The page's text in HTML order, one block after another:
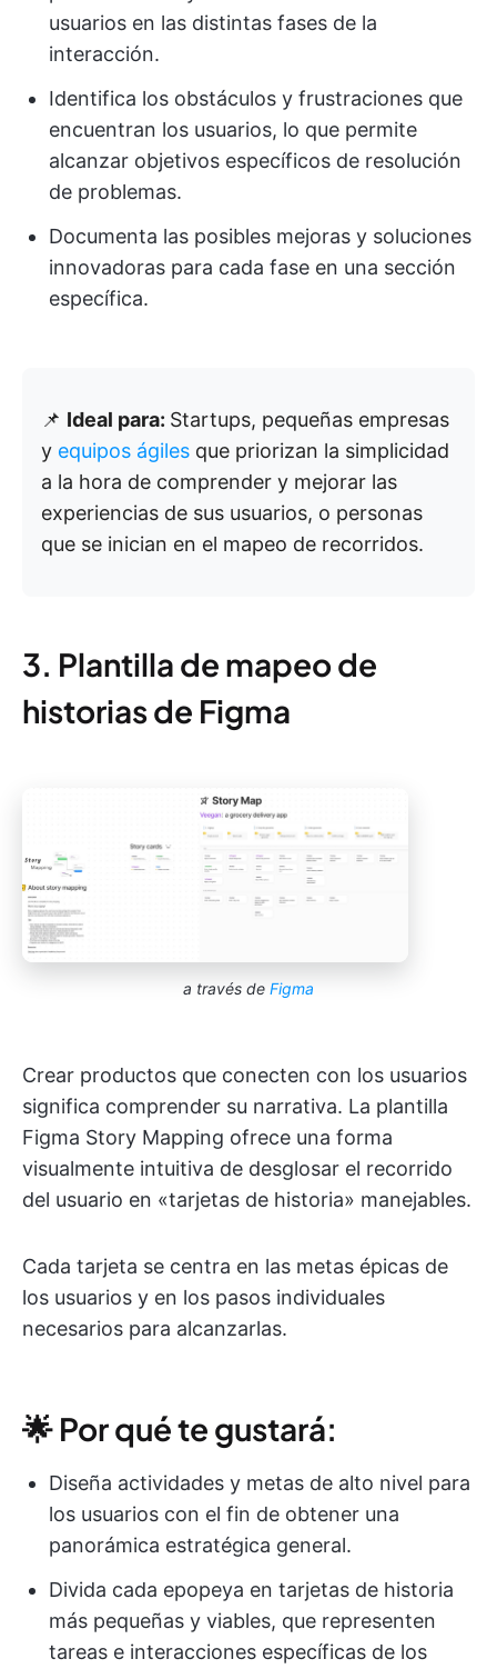
usuarios en las distintas fases de la
interacción.
Identifica los obstáculos y frustraciones que
encuentran los usuarios, lo que permite
alcanzar objetivos específicos de resolución
de problemas.
Documenta las posibles mejoras y soluciones
innovadoras para cada fase en una sección
específica.
📌 Ideal para: Startups, pequeñas empresas
y equipos ágiles que priorizan la simplicidad
a la hora de comprender y mejorar las
experiencias de sus usuarios, o personas
que se inician en el mapeo de recorridos.
3. Plantilla de mapeo de
historias de Figma
a través de Figma
Crear productos que conecten con los usuarios
significa comprender su narrativa. La plantilla
Figma Story Mapping ofrece una forma
visualmente intuitiva de desglosar el recorrido
del usuario en «tarjetas de historia» manejables.
Cada tarjeta se centra en las metas épicas de
los usuarios y en los pasos individuales
necesarios para alcanzarlas.
🌟 Por qué te gustará:
Diseña actividades y metas de alto nivel para
los usuarios con el fin de obtener una
panorámica estratégica general.
Divida cada epopeya en tarjetas de historia
más pequeñas y viables, que representen
tareas e interacciones específicas de los